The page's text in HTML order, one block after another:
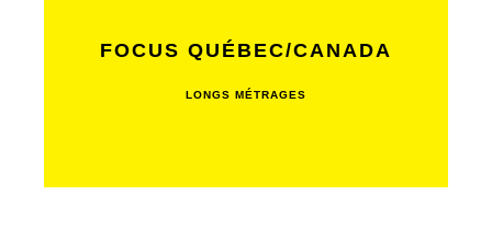
FOCUS QUÉBEC/CANADA
LONGS MÉTRAGES